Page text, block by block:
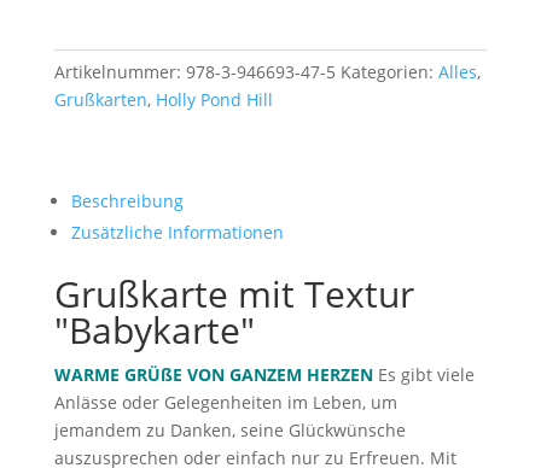
Artikelnummer: 978-3-946693-47-5 Kategorien: Alles,
Grußkarten, Holly Pond Hill
Beschreibung
Zusätzliche Informationen
Grußkarte mit Textur
"Babykarte"
WARME GRÜßE VON GANZEM HERZEN Es gibt viele
Anlässe oder Gelegenheiten im Leben, um
jemandem zu Danken, seine Glückwünsche
auszusprechen oder einfach nur zu Erfreuen. Mit